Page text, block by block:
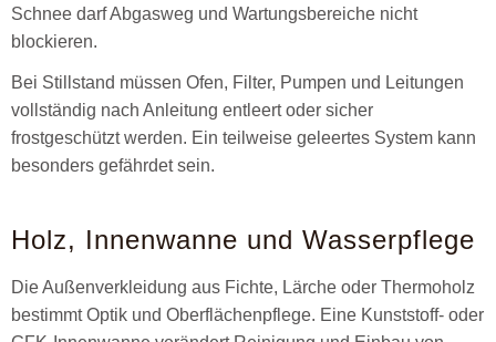
Schnee darf Abgasweg und Wartungsbereiche nicht
blockieren.
Bei Stillstand müssen Ofen, Filter, Pumpen und Leitungen
vollständig nach Anleitung entleert oder sicher
frostgeschützt werden. Ein teilweise geleertes System kann
besonders gefährdet sein.
Holz, Innenwanne und Wasserpflege
Die Außenverkleidung aus Fichte, Lärche oder Thermoholz
bestimmt Optik und Oberflächenpflege. Eine Kunststoff- oder